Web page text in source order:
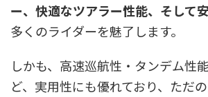
ー、快適なツアラー性能、そして
多くのライダーを魅了します。
しかも、高速巡航性・タンデム性
ど、実用性にも優れており、ただ